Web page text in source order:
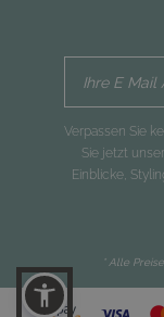
Ihre E Mail
Verpassen Sie
Sie jetzt
Einblicke,
* Alle